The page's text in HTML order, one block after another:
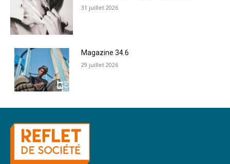
31 juillet 2026
Magazine 34.6
29 juillet 2026